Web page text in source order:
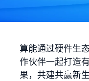
算能通过硬件生
作伙伴一起打造
果，共建共赢新生